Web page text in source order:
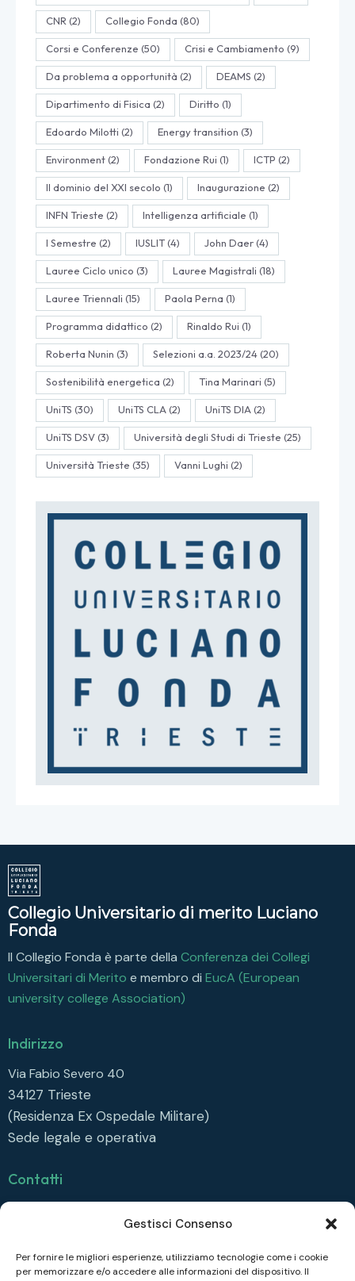
Gestisci Consenso
Per fornire le migliori esperienze, utilizziamo tecnologie come i cookie
per memorizzare e/o accedere alle informazioni del dispositivo. Il
CNR (2) Collegio Fonda (80)
Corsi e Conferenze (50) Crisi e Cambiamento (9)
Da problema a opportunità (2) DEAMS (2)
Dipartimento di Fisica (2) Diritto (1)
Edoardo Milotti (2) Energy transition (3)
Environment(2) Fondazione Rui (1) ICTP (2)
Il dominio del XXI secolo (1) Inaugurazione (2)
INFN Trieste (2) Intelligenza artificiale (1)
I Semestre (2) IUSLIT(4) John Daer(4)
Lauree Ciclo unico (3) Lauree Magistrali (18)
Lauree Triennali (15) Paola Perna (1)
Programma didattico (2) Rinaldo Rui (1)
Roberta Nunin (3) Selezioni a.a. 2023/24(20)
Sostenibilità energetica (2) Tina Marinari (5)
UniTS (30) UniTS CLA (2) UniTS DIA (2)
UniTS DSV(3) Università degli Studi di Trieste (25)
Università Trieste (35) Vanni Lughi (2)
Collegio Universitario di merito Luciano
Fonda
Il Collegio Fonda è parte della Conferenza dei Collegi
Universitari di Merito e membro di EucA (European
university college Association)
Indirizzo
Via Fabio Severo 40
34127 Trieste
(Residenza Ex Ospedale Militare)
Sede legale e operativa
Contatti